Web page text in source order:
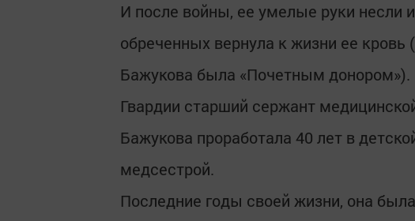
И после войны, ее умелые руки несли
обреченных вернула к жизни ее
Бажукова была «Почетным донором»).
Гвардии старший сержант
Бажукова проработала 40 лет в
медсестрой.
Последние годы своей жизни, она